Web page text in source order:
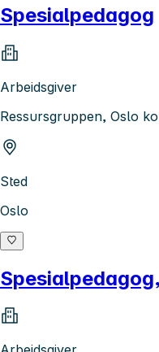
Spesialpedagog
Arbeidsgiver
Ressursgruppen, Oslo
Sted
Oslo